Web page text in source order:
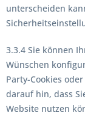
unterscheiden
3.3.4 Sie können
Wünschen
Party-Cookies
darauf hin, dass
Website nutzen